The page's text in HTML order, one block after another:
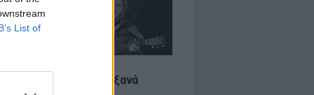
List of
wonders που έγιναν ξανά